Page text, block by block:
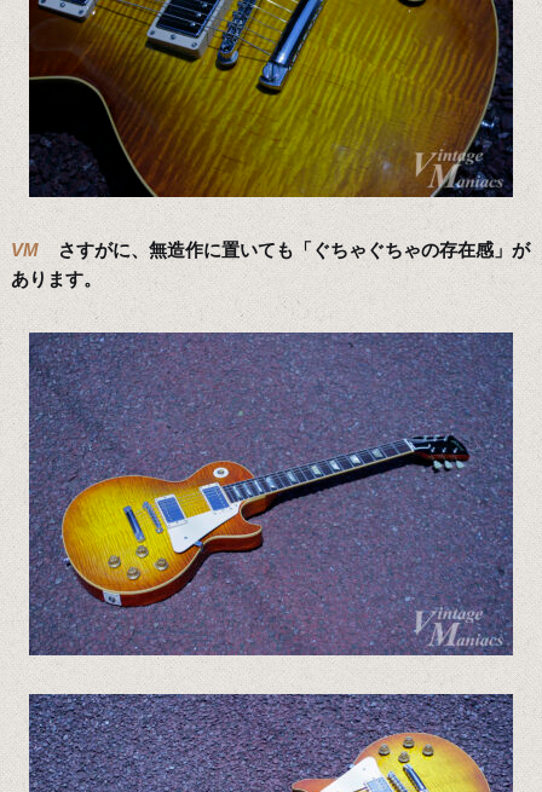
VM
さすがに、無造作に置いても「ぐちゃぐちゃの存在感」が
あります。